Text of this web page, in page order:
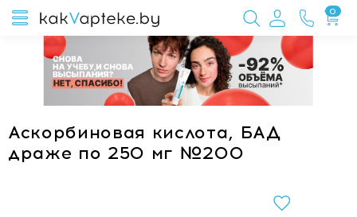
0
Аскорбиновая кислота, БАД
драже по 250 мг №200